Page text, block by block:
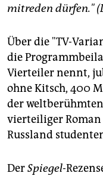
genossenschaft
epaper login
mitreden dürfen."
Über die "TV-
die
Vierteiler nennt,
ohne Kitsch, 400
der
vierteiliger Roman
Russland
DerSpiegel-